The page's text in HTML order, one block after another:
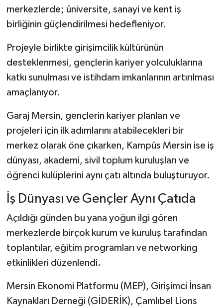
merkezlerde; üniversite, sanayi ve kent iş
birliğinin güçlendirilmesi hedefleniyor.
Projeyle birlikte girişimcilik kültürünün
desteklenmesi, gençlerin kariyer yolculuklarına
katkı sunulması ve istihdam imkanlarının artırılması
amaçlanıyor.
Garaj Mersin, gençlerin kariyer planları ve
projeleri için ilk adımlarını atabilecekleri bir
merkez olarak öne çıkarken, Kampüs Mersin ise iş
dünyası, akademi, sivil toplum kuruluşları ve
öğrenci kulüplerini aynı çatı altında buluşturuyor.
İş Dünyası ve Gençler Aynı Çatıda
Açıldığı günden bu yana yoğun ilgi gören
merkezlerde birçok kurum ve kuruluş tarafından
toplantılar, eğitim programları ve networking
etkinlikleri düzenlendi.
Mersin Ekonomi Platformu (MEP), Girişimci İnsan
Kaynakları Derneği (GİDERİK), Çamlıbel Lions